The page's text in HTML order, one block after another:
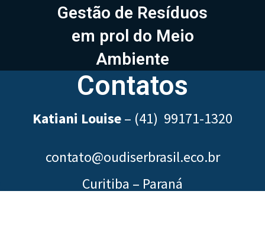
Gestão de Resíduos
em prol do Meio
Ambiente
Contatos
Katiani Louise– (41) 99171-1320
contato@oudiserbrasil.eco.br
Curitiba – Paraná